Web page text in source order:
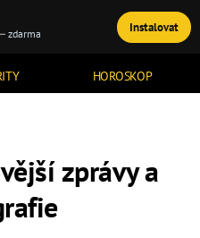
HOROSKOP
TÉMATA
zprávy a
zdarma Instalovat